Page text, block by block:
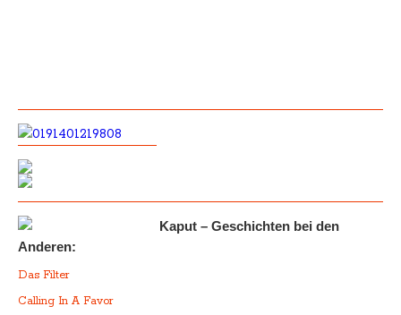
Kaput – Geschichten bei den
Anderen:
Das Filter
Calling In A Favor